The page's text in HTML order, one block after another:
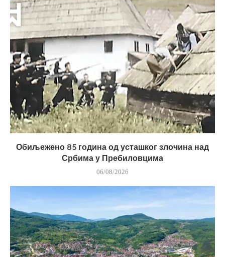
Обиљежено 85 година од усташког злочина над
Србима у Пребиловцима
06/08/2026